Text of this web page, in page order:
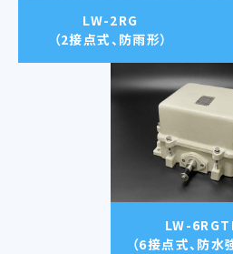
LW-2RG
（2接点式、防雨形）
LW-
（6接点式、防水